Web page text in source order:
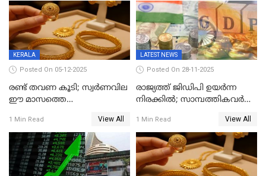
KERALA
Posted On 05-12-2025
രണ്ട് തവണ കൂടി; സ്വർണവില
ഈ മാസത്തെ
1 Min Read View All
LATEST NEWS
Posted On 28-11-2025
രാജ്യത്ത് ജിഡിപി ഉയര്‍ന്ന
നിരക്കില്‍; സാമ്പത്തികവർഷം
ശതമാനമായി; പ്രചോദനം
നൽകുന്നുവെന്ന് മോദി
1 Min Read View All